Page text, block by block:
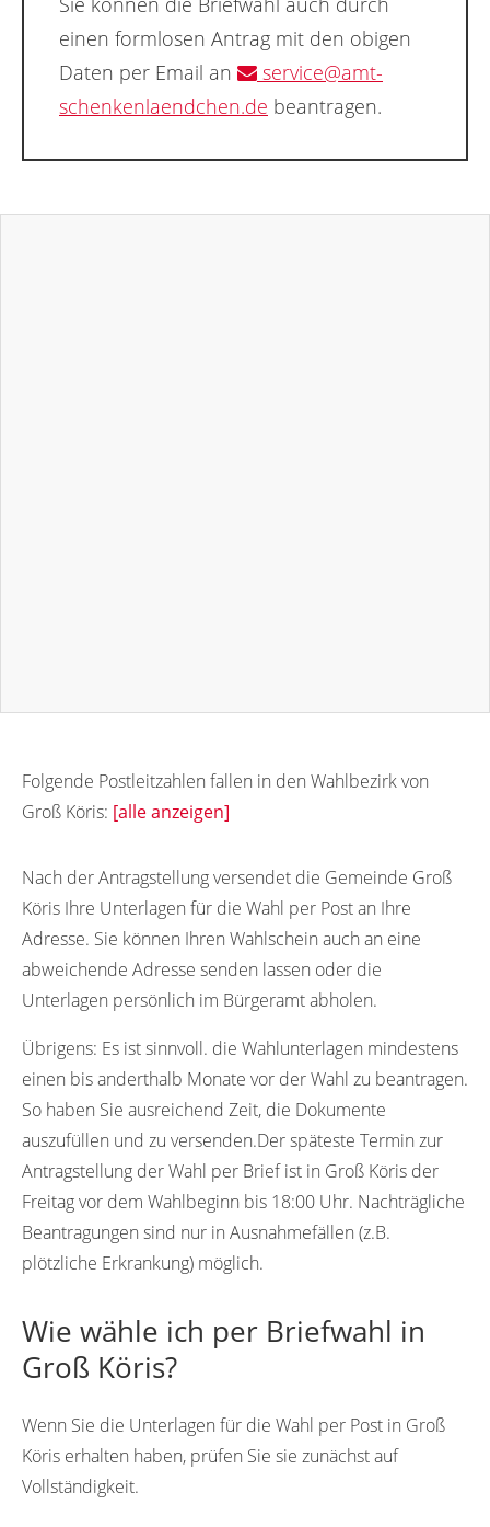
einen formlosen Antrag mit den obigen
Daten per Email an
service@amt-
schenkenlaendchen.de beantragen.
Folgende Postleitzahlen fallen in den Wahlbezirk von
Groß Köris: [alle anzeigen]
Nach der Antragstellung versendet die Gemeinde Groß
Köris Ihre Unterlagen für die Wahl per Post an Ihre
Adresse. Sie können Ihren Wahlschein auch an eine
abweichende Adresse senden lassen oder die
Unterlagen persönlich im Bürgeramt abholen.
Übrigens: Es ist sinnvoll. die Wahlunterlagen mindestens
einen bis anderthalb Monate vor der Wahl zu beantragen.
So haben Sie ausreichend Zeit, die Dokumente
auszufüllen und zu versenden.Der späteste Termin zur
Antragstellung der Wahl per Brief ist in Groß Köris der
Freitag vor dem Wahlbeginn bis 18:00 Uhr. Nachträgliche
Beantragungen sind nur in Ausnahmefällen (z.B.
plötzliche Erkrankung) möglich.
Wie wähle ich per Briefwahl in
Groß Köris?
Wenn Sie die Unterlagen für die Wahl per Post in Groß
Köris erhalten haben, prüfen Sie sie zunächst auf
Vollständigkeit.